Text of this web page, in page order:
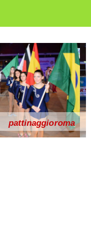
pattinaggioroma